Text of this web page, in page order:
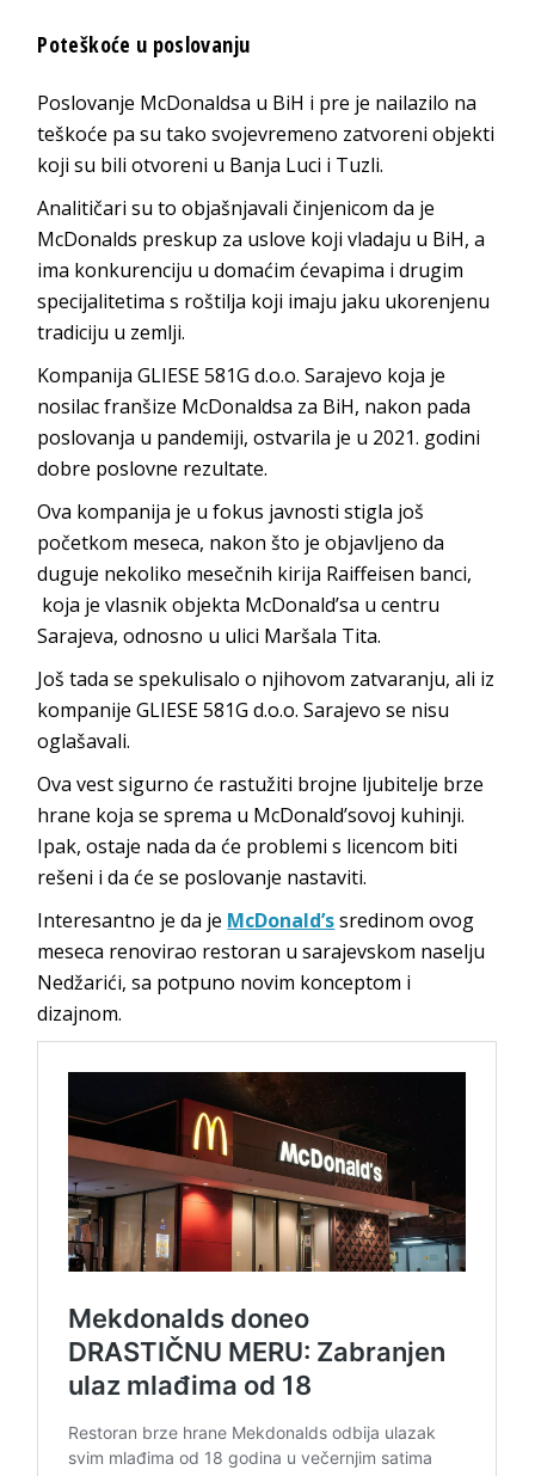
Poteškoće u poslovanju
Poslovanje McDonaldsa u BiH i pre je nailazilo na
teškoće pa su tako svojevremeno zatvoreni objekti
koji su bili otvoreni u Banja Luci i Tuzli.
Analitičari su to objašnjavali činjenicom da je
McDonalds preskup za uslove koji vladaju u BiH, a
ima konkurenciju u domaćim ćevapima i drugim
specijalitetima s roštilja koji imaju jaku ukorenjenu
tradiciju u zemlji.
Kompanija GLIESE 581G d.o.o. Sarajevo koja je
nosilac franšize McDonaldsa za BiH, nakon pada
poslovanja u pandemiji, ostvarila je u 2021. godini
dobre poslovne rezultate.
Ova kompanija je u fokus javnosti stigla još
početkom meseca, nakon što je objavljeno da
duguje nekoliko mesečnih kirija Raiffeisen banci,
koja je vlasnik objekta McDonald’sa u centru
Sarajeva, odnosno u ulici Maršala Tita.
Još tada se spekulisalo o njihovom zatvaranju, ali iz
kompanije GLIESE 581G d.o.o. Sarajevo se nisu
oglašavali.
Ova vest sigurno će rastužiti brojne ljubitelje brze
hrane koja se sprema u McDonald’sovoj kuhinji.
Ipak, ostaje nada da će problemi s licencom biti
rešeni i da će se poslovanje nastaviti.
Interesantno je da je McDonald’ssredinom ovog
meseca renovirao restoran u sarajevskom naselju
Nedžarići, sa potpuno novim konceptom i
dizajnom.